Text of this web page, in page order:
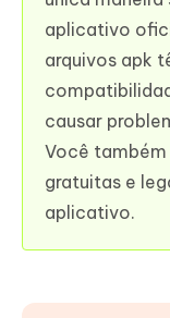
aplicativo
arquivos apk
causar
Você
gratuitas e
aplicativo.